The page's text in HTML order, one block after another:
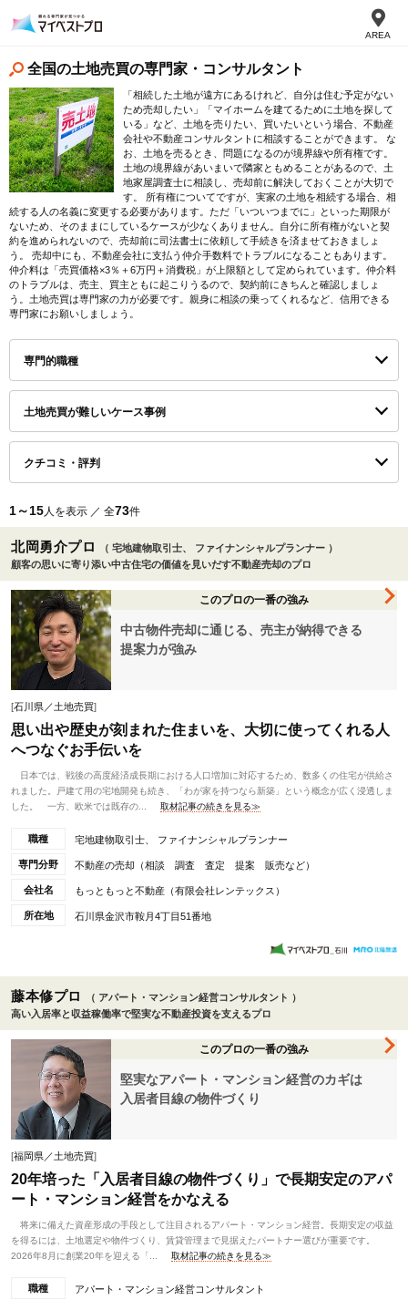
AREA
全国の土地売買の専門家・コンサルタント
「相続した土地が遠方にあるけれど、自分は住む予定がない
ため売却したい」「マイホームを建てるために土地を探して
いる」など、土地を売りたい、買いたいという場合、不動産
会社や不動産コンサルタントに相談することができます。 な
お、土地を売るとき、問題になるのが境界線や所有権です。
土地の境界線があいまいで隣家ともめることがあるので、土
地家屋調査士に相談し、売却前に解決しておくことが大切で
す。 所有権についてですが、実家の土地を相続する場合、相
続する人の名義に変更する必要があります。ただ「いついつまでに」といった期限が
ないため、そのままにしているケースが少なくありません。自分に所有権がないと契
約を進められないので、売却前に司法書士に依頼して手続きを済ませておきましょ
う。 売却中にも、不動産会社に支払う仲介手数料でトラブルになることもあります。
仲介料は「売買価格×3％＋6万円＋消費税」が上限額として定められています。仲介料
のトラブルは、売主、買主ともに起こりうるので、契約前にきちんと確認しましょ
う。土地売買は専門家の力が必要です。親身に相談の乗ってくれるなど、信用できる
専門家にお願いしましょう。
専門的職種
土地売買が難しいケース事例
クチコミ・評判
1～15人を表示 ／ 全73件
北岡勇介プロ
（ 宅地建物取引士、 ファイナンシャルプランナー ）
顧客の思いに寄り添い中古住宅の価値を見いだす不動産売却のプロ
このプロの一番の強み
中古物件売却に通じる、売主が納得できる
提案力が強み
[石川県／土地売買]
思い出や歴史が刻まれた住まいを、大切に使ってくれる人
へつなぐお手伝いを
日本では、戦後の高度経済成長期における人口増加に対応するため、数多くの住宅が供給さ
れました。戸建て用の宅地開発も続き、「わが家を持つなら新築」という概念が広く浸透しま
した。 一方、欧米では既存の...
取材記事の続きを見る≫
職種 宅地建物取引士、 ファイナンシャルプランナー
専門分野 不動産の売却（相談 調査 査定 提案 販売など）
会社名 もっともっと不動産（有限会社レンテックス）
所在地 石川県金沢市鞍月4丁目51番地
藤本修プロ
（ アパート・マンション経営コンサルタント ）
高い入居率と収益稼働率で堅実な不動産投資を支えるプロ
このプロの一番の強み
堅実なアパート・マンション経営のカギは
入居者目線の物件づくり
[福岡県／土地売買]
20年培った「入居者目線の物件づくり」で長期安定のアパ
ート・マンション経営をかなえる
将来に備えた資産形成の手段として注目されるアパート・マンション経営。長期安定の収益
を得るには、土地選定や物件づくり、賃貸管理まで見据えたパートナー選びが重要です。
2026年8月に創業20年を迎える「...
取材記事の続きを見る≫
職種 アパート・マンション経営コンサルタント